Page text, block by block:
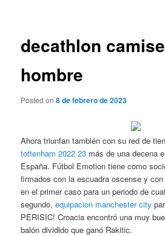
decathlon
hombre
Posted on8 de febrero de 2023
Ahora triunfan también con su red de
tottenham 2022 23 más de una decena
España. Fútbol Emotion tiene como
firmados con la escuadra oscense y
en el primer caso para un periodo de
segundo,equipacion manchester city
PERISIC! Croacia encontró una muy
balón dividido que ganó Rakitic.